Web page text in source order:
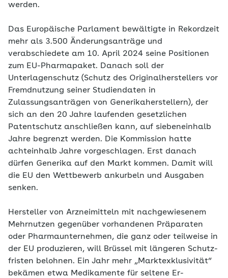
werden.
Das Europäische Parlament bewältigte in Rekordzeit
mehr als 3.500 Änderungsanträge und
verabschiedete am 10. April 2024 seine Positionen
zum EU-Pharma­paket. Danach soll der
Unterlagenschutz (Schutz des Originalherstellers vor
Fremdnutzung seiner Studiendaten in
Zulassungsanträgen von Generikaherstellern), der
sich an den 20 Jahre laufenden gesetzlichen
Patentschutz anschließen kann, auf siebeneinhalb
Jahre begrenzt werden. Die Kommission hatte
achteinhalb Jahre vorgeschlagen. Erst danach
dürfen Generika auf den Markt kommen. Damit will
die EU den Wettbewerb ankurbeln und Ausgaben
senken.
Hersteller von Arzneimitteln mit nachgewiesenem
Mehrnutzen gegenüber vorhandenen Präparaten
oder Pharmaunternehmen, die ganz oder ­teilweise in
der EU produzieren, will Brüssel mit längeren Schutz­
fristen belohnen. Ein Jahr mehr „Marktexklusivität“
bekämen etwa Medikamente für seltene Er­